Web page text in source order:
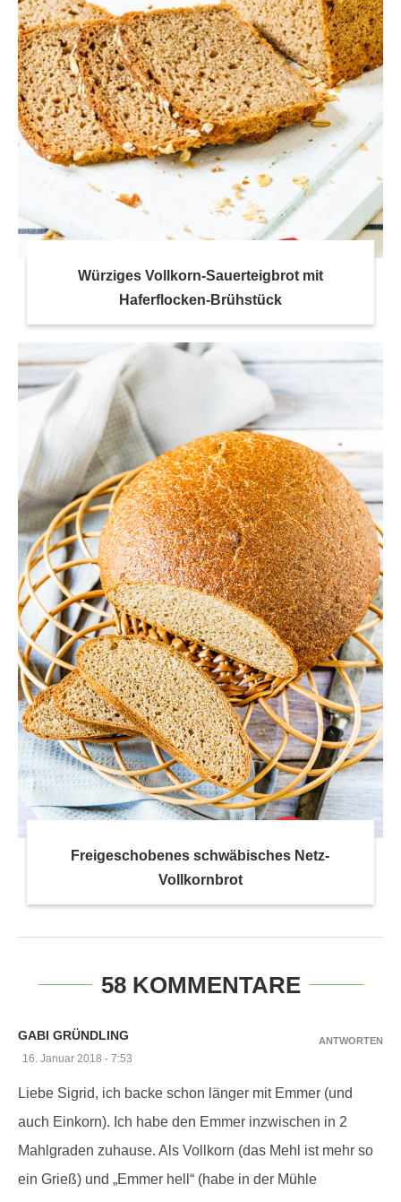
Würziges Vollkorn-Sauerteigbrot mit
Haferflocken-Brühstück
Freigeschobenes schwäbisches Netz-
Vollkornbrot
58 KOMMENTARE
GABI GRÜNDLING
16. Januar 2018 - 7:53
Liebe Sigrid, ich backe schon länger mit Emmer (und
auch Einkorn). Ich habe den Emmer inzwischen in 2
Mahlgraden zuhause. Als Vollkorn (das Mehl ist mehr so
ein Grieß) und „Emmer hell“ (habe in der Mühle
ANTWORTEN